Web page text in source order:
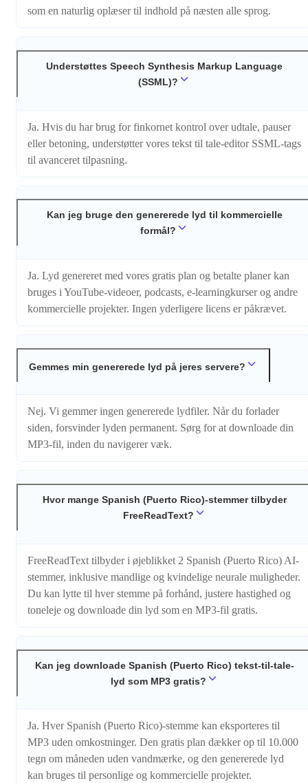
som en naturlig oplæser til indhold på næsten alle sprog.
Understøttes Speech Synthesis Markup Language
(SSML)?
Ja. Hvis du har brug for finkornet kontrol over udtale, pauser
eller betoning, understøtter vores tekst til tale-editor SSML-tags
til avanceret tilpasning.
Kan jeg bruge den genererede lyd til kommercielle
formål?
Ja. Lyd genereret med vores gratis plan og betalte planer kan
bruges i YouTube-videoer, podcasts, e-learningkurser og andre
kommercielle projekter. Ingen yderligere licens er påkrævet.
Gemmes min genererede lyd på jeres servere?
Nej. Vi gemmer ingen genererede lydfiler. Når du forlader
siden, forsvinder lyden permanent. Sørg for at downloade din
MP3-fil, inden du navigerer væk.
Hvor mange Spanish (Puerto Rico)-stemmer tilbyder
FreeReadText?
FreeReadText tilbyder i øjeblikket 2 Spanish (Puerto Rico) AI-
stemmer, inklusive mandlige og kvindelige neurale muligheder.
Du kan lytte til hver stemme på forhånd, justere hastighed og
toneleje og downloade din lyd som en MP3-fil gratis.
Kan jeg downloade Spanish (Puerto Rico) tekst-til-tale-
lyd som MP3 gratis?
Ja. Hver Spanish (Puerto Rico)-stemme kan eksporteres til
MP3 uden omkostninger. Den gratis plan dækker op til 10.000
tegn om måneden uden vandmærke, og den genererede lyd
kan bruges til personlige og kommercielle projekter.